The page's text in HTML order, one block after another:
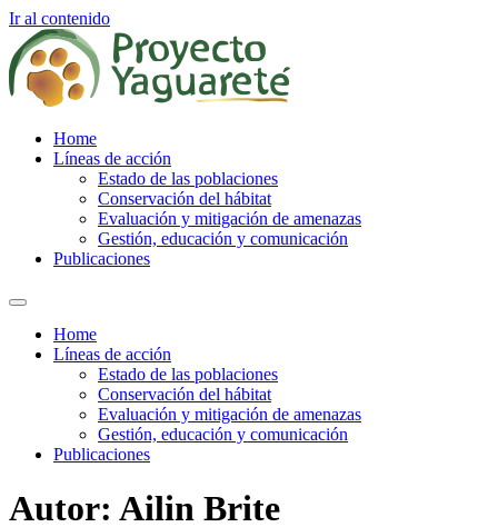
Ir al contenido
Home
Líneas de acción
Estado de las poblaciones
Conservación del hábitat
Evaluación y mitigación de amenazas
Gestión, educación y comunicación
Publicaciones
Home
Líneas de acción
Estado de las poblaciones
Conservación del hábitat
Evaluación y mitigación de amenazas
Gestión, educación y comunicación
Publicaciones
Autor: Ailin Brite